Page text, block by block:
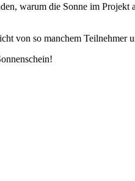
warum die Sonne im
von so manchem